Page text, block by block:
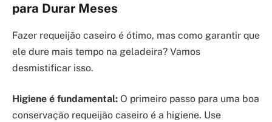
para Durar Meses
Fazer requeijão caseiro é ótimo, mas como garantir que
ele dure mais tempo na geladeira? Vamos
desmistificar isso.
Higiene é fundamental: O primeiro passo para uma boa
conservação requeijão caseiro é a higiene. Use